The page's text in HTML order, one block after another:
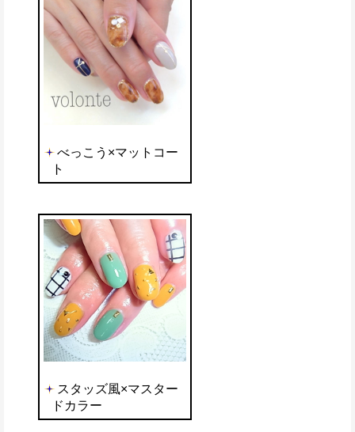
べっこう×マットコー
ト
スタッズ風×マスター
ドカラー